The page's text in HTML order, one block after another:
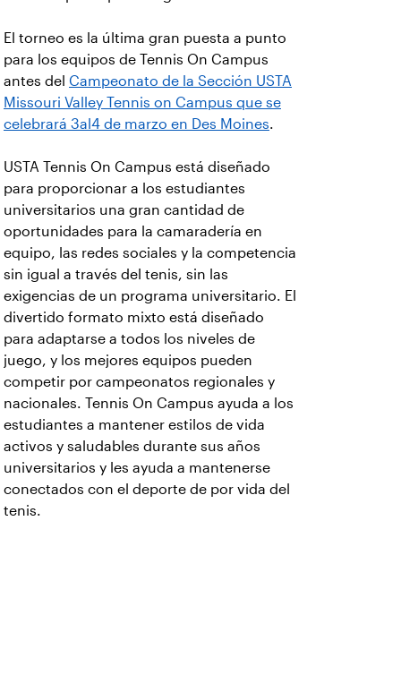
El torneo es la última gran puesta a punto
para los equipos de Tennis On Campus
antes del Campeonato de la Sección USTA
Missouri Valley Tennis on Campus que se
celebrará 3al4 de marzo en Des Moines.
USTA Tennis On Campus está diseñado
para proporcionar a los estudiantes
universitarios una gran cantidad de
oportunidades para la camaradería en
equipo, las redes sociales y la competencia
sin igual a través del tenis, sin las
exigencias de un programa universitario. El
divertido formato mixto está diseñado
para adaptarse a todos los niveles de
juego, y los mejores equipos pueden
competir por campeonatos regionales y
nacionales. Tennis On Campus ayuda a los
estudiantes a mantener estilos de vida
activos y saludables durante sus años
universitarios y les ayuda a mantenerse
conectados con el deporte de por vida del
tenis.